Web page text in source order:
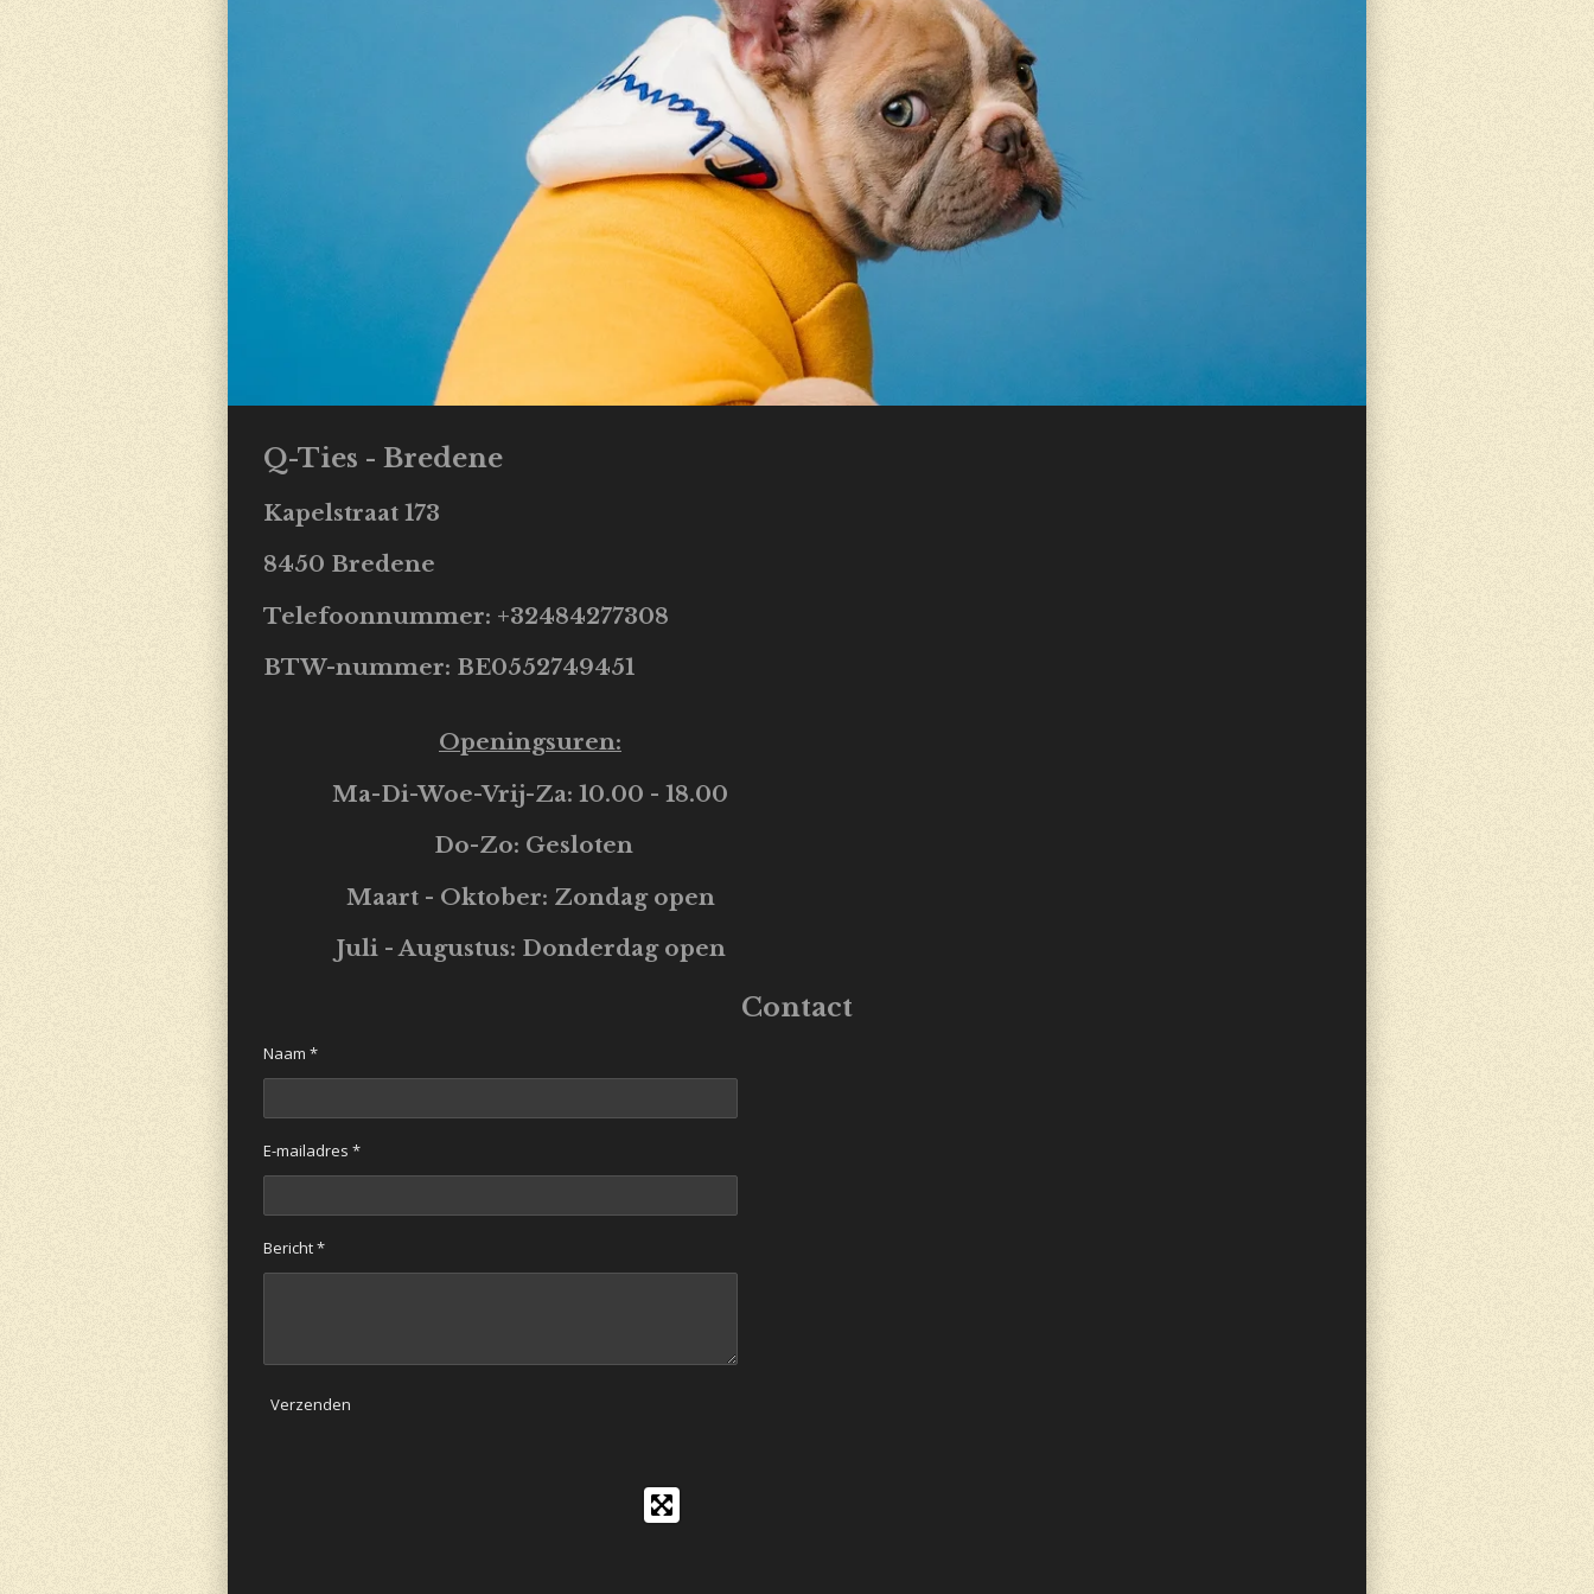
Q-Ties - Bredene
Kapelstraat 173
8450 Bredene
Telefoonnummer: +32484277308
BTW-nummer: BE0552749451
Openingsuren:
Ma-Di-Woe-Vrij-Za: 10.00 - 18.00
Do-Zo: Gesloten
Maart - Oktober: Zondag open
Juli - Augustus: Donderdag open
Contact
Naam *
E-mailadres *
Bericht *
Verzenden